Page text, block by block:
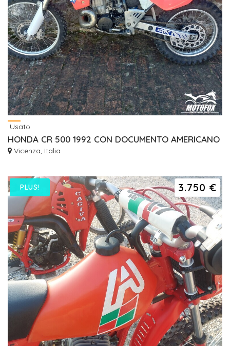
Usato
HONDA CR 500 1992 CON DOCUMENTO AMERICANO
Vicenza, Italia
3.750 €
PLUS!